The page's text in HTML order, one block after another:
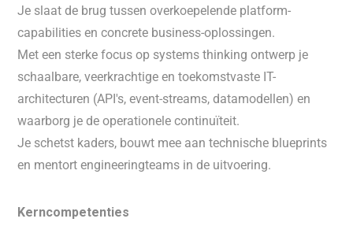
Je slaat de brug tussen overkoepelende platform-
capabilities en concrete business-oplossingen.
Met een sterke focus op systems thinking ontwerp je
schaalbare, veerkrachtige en toekomstvaste IT-
architecturen (API's, event-streams, datamodellen) en
waarborg je de operationele continuïteit.
Je schetst kaders, bouwt mee aan technische blueprints
en mentort engineeringteams in de uitvoering.
Kerncompetenties